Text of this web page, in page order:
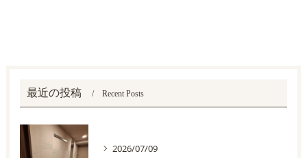
最近の投稿 Recent Posts
2026/07/09